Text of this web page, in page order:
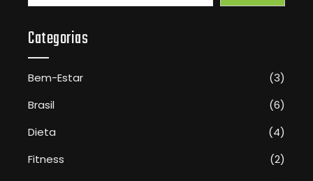
Categorias
Bem-Estar
(3)
Brasil
(6)
Dieta
(4)
Fitness
(2)